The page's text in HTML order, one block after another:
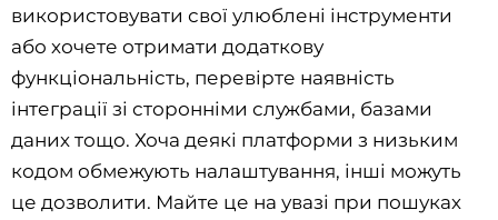
використовувати свої улюблені інструменти
або хочете отримати додаткову
функціональність, перевірте наявність
інтеграції зі сторонніми службами, базами
даних тощо. Хоча деякі платформи з низьким
кодом обмежують налаштування, інші можуть
це дозволити. Майте це на увазі при пошуках